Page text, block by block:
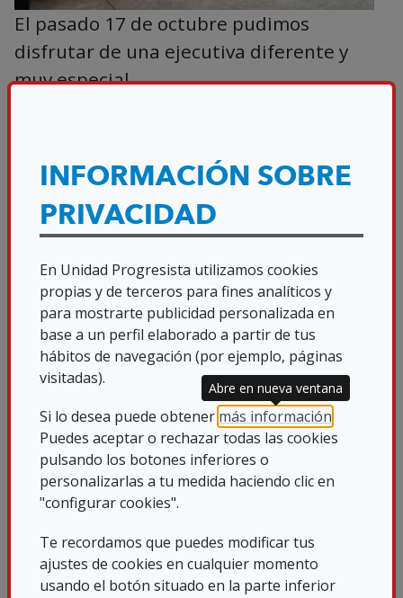
INFORMACIÓN SOBRE
PRIVACIDAD
En Unidad Progresista utilizamos cookies
propias y de terceros para fines analíticos y
para mostrarte publicidad personalizada en
base a un perfil elaborado a partir de tus
hábitos de navegación (por ejemplo, páginas
visitadas).
Si lo desea puede obtener más información
Puedes aceptar o rechazar todas las cookies
pulsando los botones inferiores o
personalizarlas a tu medida haciendo clic en
"configurar cookies".
Te recordamos que puedes modificar tus
ajustes de cookies en cualquier momento
usando el botón situado en la parte inferior
Abre en nueva ventana
El pasado 17 de octubre pudimos
disfrutar de una ejecutiva diferente y
muy especial.
donde nos dividimos en dos grupos para
visitar dos de sus habitaciones de forma
organizada. Pudimos ver una de sus
nuevas habitaciones totalmente
accesibles.
A continuación, nos instalamos en uno de
los salones del hotel donde, transcurrido
casi todo nuestro orden del día, pudimos
disfrutar del punto sin duda mas
interesante: la intervención de Francisca
García Vizcaíno, directora de desarrollo
de negocio interno de Ilunion.
Sin duda, pudimos disfrutar de un
excelente recorrido por la historia de